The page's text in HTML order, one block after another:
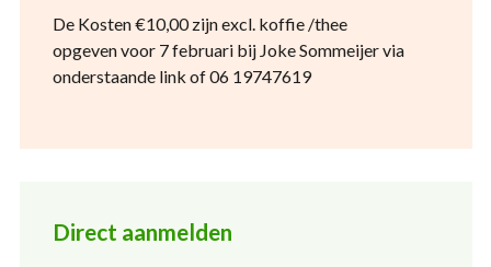
De Kosten €10,00 zijn excl. koffie /thee
opgeven voor 7 februari bij Joke Sommeijer via
onderstaande link of 06 19747619
Direct aanmelden